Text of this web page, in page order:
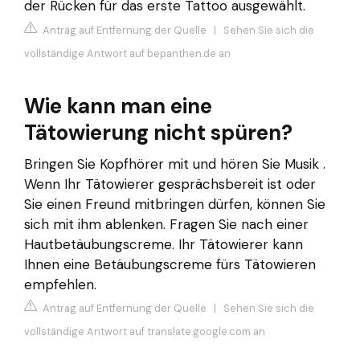
der Rücken für das erste Tattoo ausgewählt.
Antrag auf Entfernung der Quelle | Sehen Sie sich die
vollständige Antwort auf bepanthen.de an
Wie kann man eine
Tätowierung nicht spüren?
Bringen Sie Kopfhörer mit und hören Sie Musik .
Wenn Ihr Tätowierer gesprächsbereit ist oder
Sie einen Freund mitbringen dürfen, können Sie
sich mit ihm ablenken. Fragen Sie nach einer
Hautbetäubungscreme. Ihr Tätowierer kann
Ihnen eine Betäubungscreme fürs Tätowieren
empfehlen.
Antrag auf Entfernung der Quelle | Sehen Sie sich die
vollständige Antwort auf translate.google.com an